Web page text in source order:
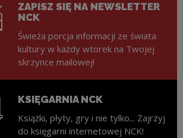
ZAPISZ SIĘ NA NEWSLETTER
NCK
Świeża porcja informacji ze świata
kultury w każdy wtorek na Twojej
skrzynce mailowej!
KSIĘGARNIA NCK
Książki, płyty, gry i nie tylko... Zajrzyj
do księgarni internetowej NCK!